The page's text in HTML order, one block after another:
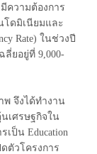
ความต้องการ
โดมิเนียมและ
Rate) ในช่วงปี
ลี่ยอยู่ที่ 9,000-
จึงได้ทำงาน
เศรษฐกิจใน
ป็น Education
ดตัวโครงการ